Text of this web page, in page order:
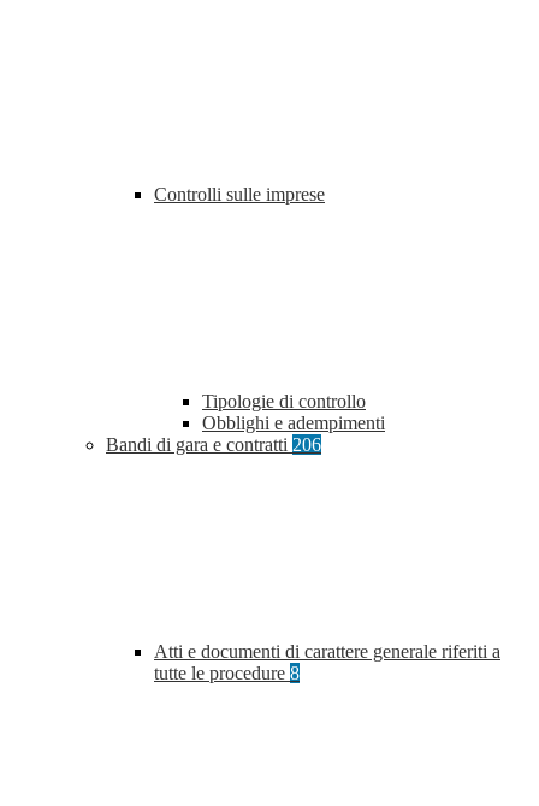
Controlli sulle imprese
Tipologie di controllo
Obblighi e adempimenti
Bandi di gara e contratti 206
Atti e documenti di carattere generale riferiti a
tutte le procedure 8